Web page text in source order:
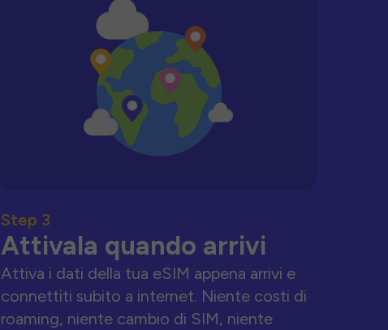
Step 3
Attivala quando arrivi
Attiva i dati della tua eSIM appena arrivi e
connettiti subito a internet. Niente costi di
roaming, niente cambio di SIM, niente